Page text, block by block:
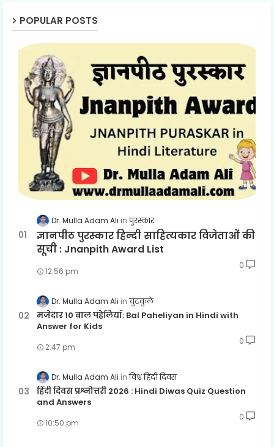
POPULAR POSTS
Dr. Mulla Adam Ali पुरस्कार
ज्ञानपीठ पुरस्कार हिन्दी साहित्यकार विजेताओं की
सूची : Jnanpith Award List
12:56 pm
0
Dr. Mulla Adam Ali चुटकुले
मजेदार 10 बाल पहेलियाँ: Bal Paheliyan in Hindi with
Answer for Kids
2:47 pm
0
Dr. Mulla Adam Ali विश्व हिंदी दिवस
हिंदी दिवस प्रश्नोत्तरी 2026 : Hindi Diwas Quiz Question
and Answers
10:50 pm
0